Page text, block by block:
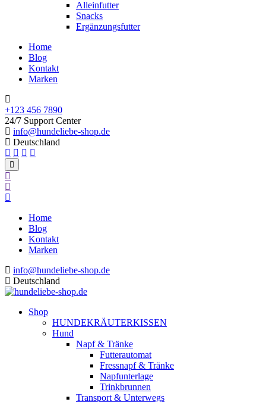
Alleinfutter
Snacks
Ergänzungsfutter
Home
Blog
Kontakt
Marken
+123 456 7890
24/7 Support Center
info@hundeliebe-shop.de
Deutschland
Home
Blog
Kontakt
Marken
info@hundeliebe-shop.de
Deutschland
Shop
HUNDEKRÄUTERKISSEN
Hund
Napf & Tränke
Futterautomat
Fressnapf & Tränke
Napfunterlage
Trinkbrunnen
Transport & Unterwegs